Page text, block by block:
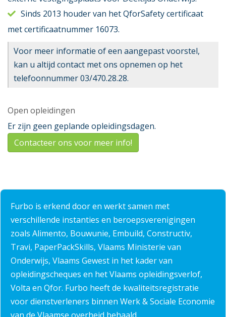
Sinds 2013 houder van het QforSafety certificaat
met certificaatnummer 16073.
Voor meer informatie of een aangepast voorstel,
kan u altijd contact met ons opnemen op het
telefoonnummer 03/470.28.28.
Open opleidingen
Er zijn geen geplande opleidingsdagen.
Contacteer ons voor meer info!
Furbo is erkend door en werkt samen met
verschillende instanties en beroepsverenigingen
zoals Alimento, Bouwunie, Embuild, Constructiv,
Travi, PaperPackSkills, Vlaams Ministerie van
Onderwijs, Vlaams Gewest in het kader van
opleidingscheques en het Vlaams opleidingsverlof,
Volta en Qfor. Furbo heeft de kwaliteitsregistratie
voor dienstverleners binnen Werk & Sociale Economie